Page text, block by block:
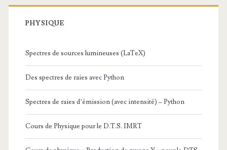
PHYSIQUE
Spectres de sources lumineuses (LaTeX)
Des spectres de raies avec Python
Spectres de raies d’émission (avec intensité) – Python
Cours de Physique pour le D.T.S. IMRT